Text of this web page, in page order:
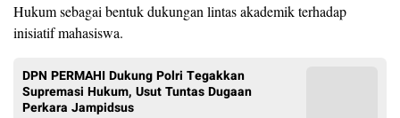
Hukum sebagai bentuk dukungan lintas akademik terhadap
inisiatif mahasiswa.
DPN PERMAHI Dukung Polri Tegakkan
Supremasi Hukum, Usut Tuntas Dugaan
Perkara Jampidsus